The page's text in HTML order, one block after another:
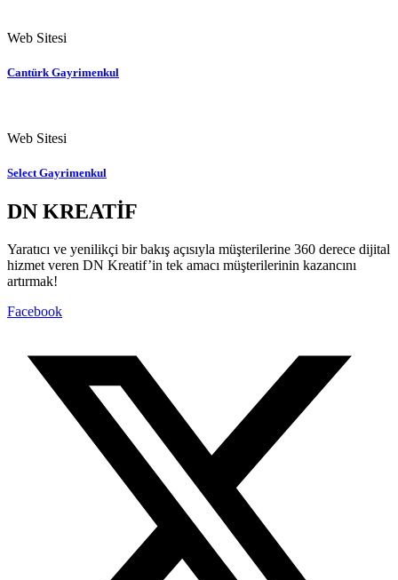
Web Sitesi
Cantürk Gayrimenkul
Web Sitesi
Select Gayrimenkul
DN KREATİF
Yaratıcı ve yenilikçi bir bakış açısıyla müşterilerine 360 derece dijital
hizmet veren DN Kreatif’in tek amacı müşterilerinin kazancını
artırmak!
Facebook